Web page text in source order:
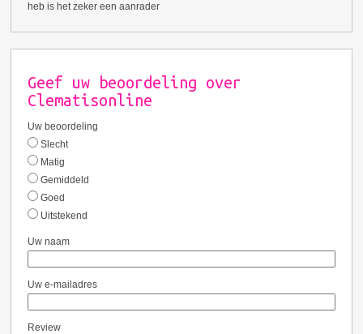
heb is het zeker een aanrader
Geef uw beoordeling over
Clematisonline
Uw beoordeling
Slecht
Matig
Gemiddeld
Goed
Uitstekend
Uw naam
Uw e-mailadres
Review